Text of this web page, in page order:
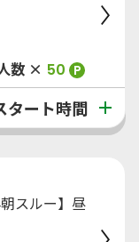
数 × 50 P
タート時間
スルー】昼